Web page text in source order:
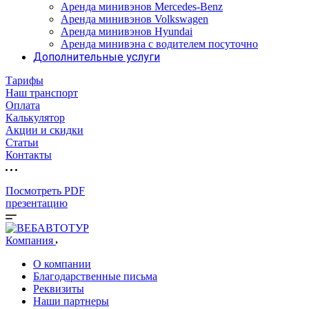
Аренда минивэнов Mercedes-Benz
Аренда минивэнов Volkswagen
Аренда минивэнов Hyundai
Аренда минивэна с водителем посуточно
Дополнительные услуги
Тарифы
Наш транспорт
Оплата
Калькулятор
Акции и скидки
Статьи
Контакты
Посмотреть PDF
презентацию
Компания
О компании
Благодарственные письма
Реквизиты
Наши партнеры